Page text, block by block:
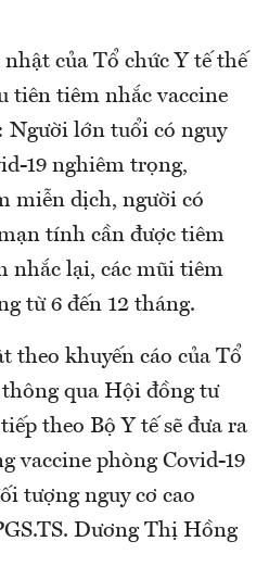
của Tổ chức Y tế thế
tiên tiêm nhắc vaccine
Người lớn tuổi có nguy
19 nghiêm trọng,
miễn dịch, người có
tính cần được tiêm
nhắc lại, các mũi tiêm
từ 6 đến 12 tháng.
theo khuyến cáo của Tổ
qua Hội đồng tư
theo Bộ Y tế sẽ đưa ra
vaccine phòng Covid-19
tượng nguy cơ cao
Dương Thị Hồng